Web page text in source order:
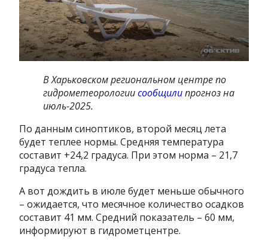
В Харьковском региональном центре по
гидрометеорологиисообщилипрогноз на
июль-2025.
По данным синоптиков, второй месяц лета
будет теплее нормы. Средняя температура
составит +24,2 градуса. При этом норма – 21,7
градуса тепла.
А вот дождить в июле будет меньше обычного
– ожидается, что месячное количество осадков
составит 41 мм. Средний показатель – 60 мм,
информируют в гидрометцентре.